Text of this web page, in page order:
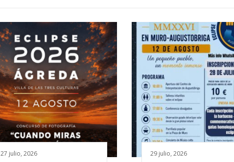
27 julio, 2026 29 julio, 2026